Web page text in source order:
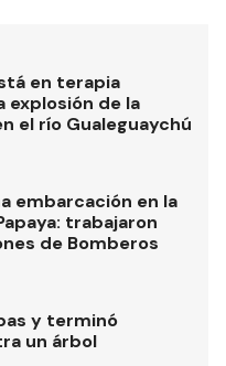
en terapia
explosión de la
el río Gualeguaychú
embarcación en la
trabajaron
de Bomberos
y terminó
un árbol